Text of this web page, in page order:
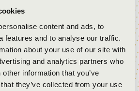
content and ads, to
features and to analyse our traffic.
about your use of our site with
and analytics partners who
information that you’ve
they’ve collected from your use
orgonista, moderátor;
kántor
100 fő
100+ év